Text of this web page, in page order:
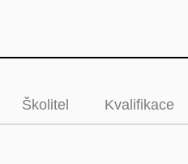
Školitel Kvalifikace